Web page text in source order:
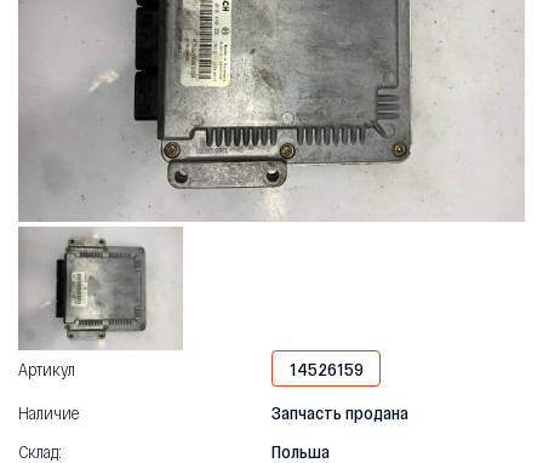
Артикул
14526159
Наличие
Запчасть продана
Склад:
Польша